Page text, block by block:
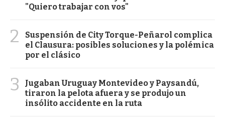
"Quiero trabajar con vos"
2
Suspensión de City Torque-Peñarol complica
el Clausura: posibles soluciones y la polémica
por el clásico
3
Jugaban Uruguay Montevideo y Paysandú,
tiraron la pelota afuera y se produjo un
insólito accidente en la ruta